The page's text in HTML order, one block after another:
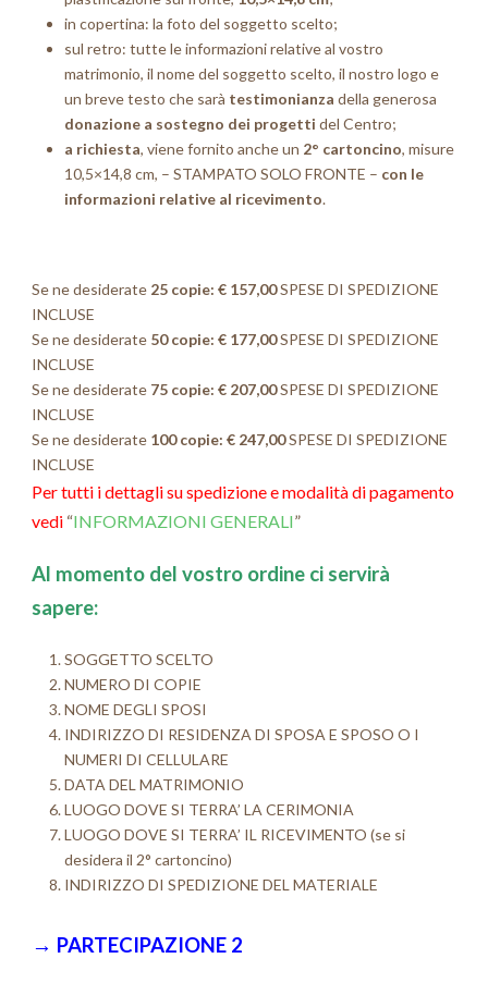
in copertina: la foto del soggetto scelto;
sul retro: tutte le informazioni relative al vostro
matrimonio, il nome del soggetto scelto, il nostro logo e
un breve testo che sarà testimonianza della generosa
donazione a sostegno dei progetti del Centro;
a richiesta, viene fornito anche un 2° cartoncino, misure
10,5×14,8 cm, – STAMPATO SOLO FRONTE – con le
informazioni relative al ricevimento.
Se ne desiderate 25 copie: € 157,00SPESE DI SPEDIZIONE
INCLUSE
Se ne desiderate 50 copie: € 177,00SPESE DI SPEDIZIONE
INCLUSE
Se ne desiderate 75 copie: € 207,00SPESE DI SPEDIZIONE
INCLUSE
Se ne desiderate 100 copie: € 247,00SPESE DI SPEDIZIONE
INCLUSE
Per tutti i dettagli su spedizione e modalità di pagamento
vedi “INFORMAZIONI GENERALI”
Al momento del vostro ordine ci servirà
sapere:
SOGGETTO SCELTO
NUMERO DI COPIE
NOME DEGLI SPOSI
INDIRIZZO DI RESIDENZA DI SPOSA E SPOSO O I
NUMERI DI CELLULARE
DATA DEL MATRIMONIO
LUOGO DOVE SI TERRA’ LA CERIMONIA
LUOGO DOVE SI TERRA’ IL RICEVIMENTO (se si
desidera il 2° cartoncino)
INDIRIZZO DI SPEDIZIONE DEL MATERIALE
→ PARTECIPAZIONE 2